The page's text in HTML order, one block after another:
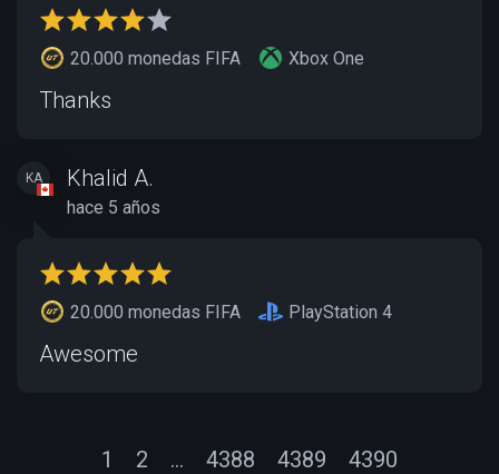
20.000 monedas FIFA Xbox One
Thanks
KA Khalid A.
hace 5 años
20.000 monedas FIFA PlayStation 4
Awesome
1 2 ... 4388 4389
4390